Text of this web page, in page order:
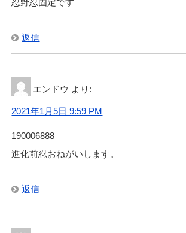
忍野忍固定です
返信
エンドウ より:
2021年1月5日 9:59 PM
190006888
進化前忍おねがいします。
返信